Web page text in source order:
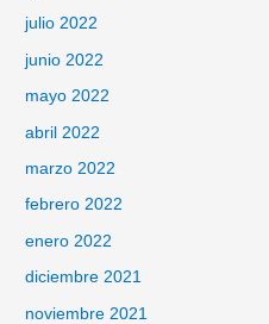
julio 2022
junio 2022
mayo 2022
abril 2022
marzo 2022
febrero 2022
enero 2022
diciembre 2021
noviembre 2021